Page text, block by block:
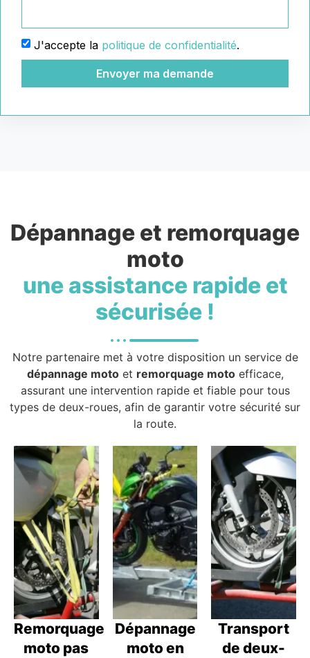
J'accepte la politique de confidentialité.
Envoyer ma demande
Dépannage et remorquage
moto
une assistance rapide et
sécurisée !
Notre partenaire met à votre disposition un service de
dépannage motoet remorquage motoefficace,
assurant une intervention rapide et fiable pour tous
types de deux-roues, afin de garantir votre sécurité sur
la route.
Remorquage
moto pas
Dépannage
moto en
Transport
de deux-